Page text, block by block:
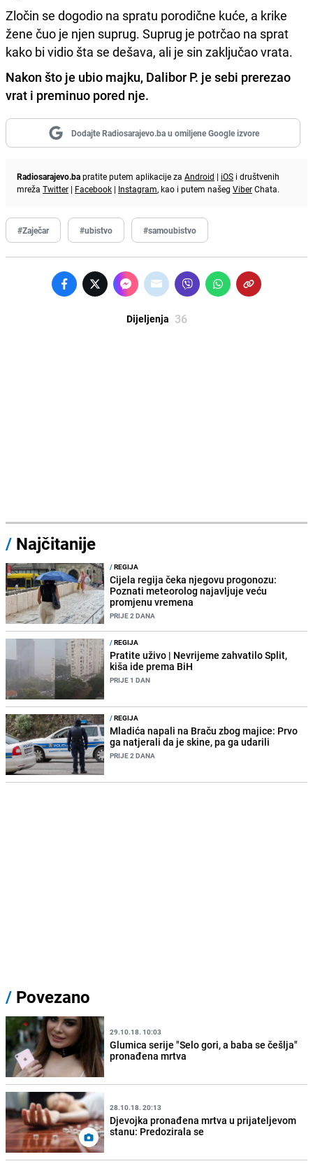
Zločin se dogodio na spratu porodične kuće, a krike
žene čuo je njen suprug. Suprug je potrčao na sprat
kako bi vidio šta se dešava, ali je sin zaključao vrata.
Nakon što je ubio majku, Dalibor P. je sebi prerezao
vrat i preminuo pored nje.
Dodajte Radiosarajevo.ba u omiljene Google izvore
Radiosarajevo.bapratite putem aplikacije za Android | iOS i društvenih
mreža Twitter | Facebook | Instagram, kao i putem našeg ViberChata.
#Zaječar #ubistvo #samoubistvo
Dijeljenja 36
/ Najčitanije
/REGIJA
Cijela regija čeka njegovu progonozu:
Poznati meteorolog najavljuje veću
promjenu vremena
PRIJE 2 DANA
/REGIJA
Pratite uživo | Nevrijeme zahvatilo Split,
kiša ide prema BiH
PRIJE 1 DAN
/REGIJA
Mladića napali na Braču zbog majice: Prvo
ga natjerali da je skine, pa ga udarili
PRIJE 2 DANA
/ Povezano
29.10.18. 10:03
Glumica serije "Selo gori, a baba se češlja"
pronađena mrtva
28.10.18. 20:13
Djevojka pronađena mrtva u prijateljevom
stanu: Predozirala se